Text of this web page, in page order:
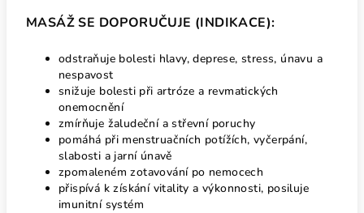
MASÁŽ SE DOPORUČUJE (INDIKACE):
odstraňuje bolesti hlavy, deprese, stress, únavu a
nespavost
snižuje bolesti při artróze a revmatických
onemocnění
zmírňuje žaludeční a střevní poruchy
pomáhá při menstruačních potížích, vyčerpání,
slabosti a jarní únavě
zpomaleném zotavování po nemocech
přispívá k získání vitality a výkonnosti, posiluje
imunitní systém